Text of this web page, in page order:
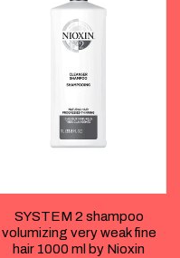
SYSTEM 2 shampoo
volumizing very weak fine
hair 1000 ml by Nioxin